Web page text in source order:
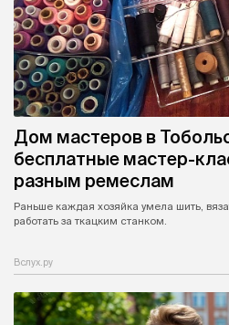
Дом мастеров в
бесплатные мастер-
разным ремеслам
Раньше каждая хозяйка умела шить,
работать за ткацким станком.
Вслух.ру